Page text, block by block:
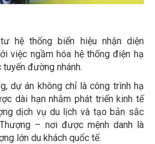
hệ thống biển hiệu nhận diện
việc ngầm hóa hệ thống điện hạ
đường nhánh.
dự án không chỉ là công trình hạ
dài hạn nhằm phát triển kinh tế
dịch vụ du lịch và tạo bản sắc
– nơi được mệnh danh là
lớn du khách quốc tế.